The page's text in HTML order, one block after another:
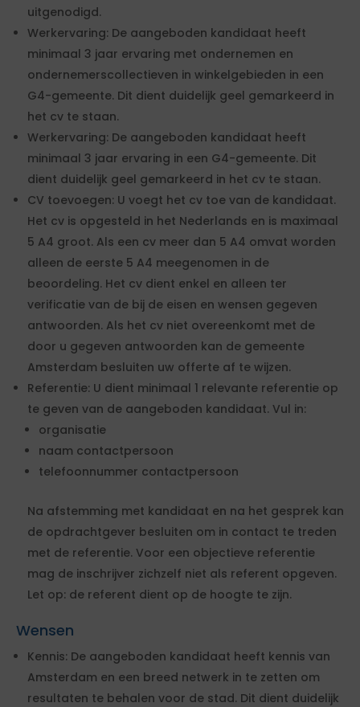
uitgenodigd.
Werkervaring: De aangeboden kandidaat heeft
minimaal 3 jaar ervaring met ondernemen en
ondernemerscollectieven in winkelgebieden in een
G4-gemeente. Dit dient duidelijk geel gemarkeerd in
het cv te staan.
Werkervaring: De aangeboden kandidaat heeft
minimaal 3 jaar ervaring in een G4-gemeente. Dit
dient duidelijk geel gemarkeerd in het cv te staan.
CV toevoegen: U voegt het cv toe van de kandidaat.
Het cv is opgesteld in het Nederlands en is maximaal
5 A4 groot. Als een cv meer dan 5 A4 omvat worden
alleen de eerste 5 A4 meegenomen in de
beoordeling. Het cv dient enkel en alleen ter
verificatie van de bij de eisen en wensen gegeven
antwoorden. Als het cv niet overeenkomt met de
door u gegeven antwoorden kan de gemeente
Amsterdam besluiten uw offerte af te wijzen.
Referentie: U dient minimaal 1 relevante referentie op
te geven van de aangeboden kandidaat. Vul in:
organisatie
naam contactpersoon
telefoonnummer contactpersoon
Na afstemming met kandidaat en na het gesprek kan
de opdrachtgever besluiten om in contact te treden
met de referentie. Voor een objectieve referentie
mag de inschrijver zichzelf niet als referent opgeven.
Let op: de referent dient op de hoogte te zijn.
Wensen
Kennis: De aangeboden kandidaat heeft kennis van
Amsterdam en een breed netwerk in te zetten om
resultaten te behalen voor de stad. Dit dient duidelijk